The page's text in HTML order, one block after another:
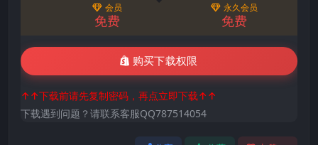
会员
免费
永久会员
免费
购买下载权限
↑↑下载前请先复制密码，再点立即下载↑↑
下载遇到问题？请联系客服QQ787514054